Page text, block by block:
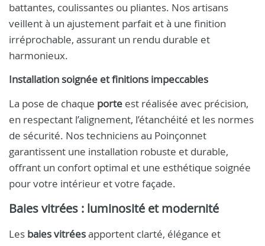
battantes, coulissantes ou pliantes. Nos artisans
veillent à un ajustement parfait et à une finition
irréprochable, assurant un rendu durable et
harmonieux.
Installation soignée et finitions impeccables
La pose de chaque porte est réalisée avec précision,
en respectant l’alignement, l’étanchéité et les normes
de sécurité. Nos techniciens au Poinçonnet
garantissent une installation robuste et durable,
offrant un confort optimal et une esthétique soignée
pour votre intérieur et votre façade.
Baies vitrées : luminosité et modernité
Les baies vitréesapportent clarté, élégance et